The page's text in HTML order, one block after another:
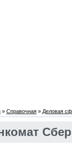
» Справочная » Деловая